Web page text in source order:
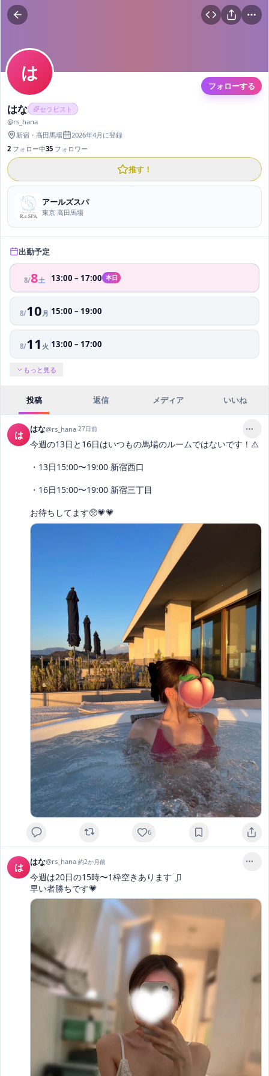
は
フォローする
はな
セラピスト
@rs_hana
新宿 ・高田馬場 2026年4月 に登録
2 フォロー中35 フォロワー
推す！
アールズスパ
東京 高田馬場
出勤予定
8/8土 13:00 – 17:00 本日
8/10月 15:00 – 19:00
8/11 火 13:00 – 17:00
もっと見る
投稿 返信 メディア いいね
は はな@rs_hana·27日前
今週の13日と16日はいつもの馬場のルームではないです！⚠️
・13日15:00〜19:00 新宿西口
・16日15:00〜19:00 新宿三丁目
お待ちしてます🥺💗💗
6
は はな@rs_hana·約2か月前
今週は20日の15時〜1枠空きあります¨̮⃝
早い者勝ちです💗